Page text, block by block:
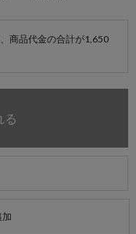
商品代金の合計が1,650